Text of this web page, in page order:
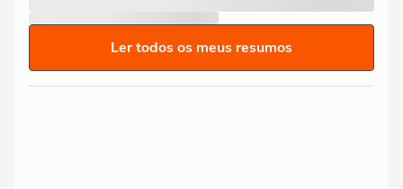
Ler todos os meus resumos